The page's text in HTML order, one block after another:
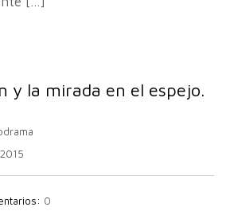
y la mirada en el espejo.
0